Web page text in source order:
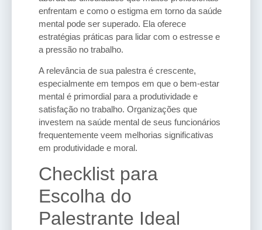
enfrentam e como o estigma em torno da saúde
mental pode ser superado. Ela oferece
estratégias práticas para lidar com o estresse e
a pressão no trabalho.
A relevância de sua palestra é crescente,
especialmente em tempos em que o bem-estar
mental é primordial para a produtividade e
satisfação no trabalho. Organizações que
investem na saúde mental de seus funcionários
frequentemente veem melhorias significativas
em produtividade e moral.
Checklist para
Escolha do
Palestrante Ideal